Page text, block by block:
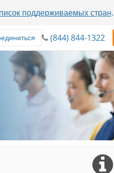
поддерживаемых стран.
(844) 844-1322